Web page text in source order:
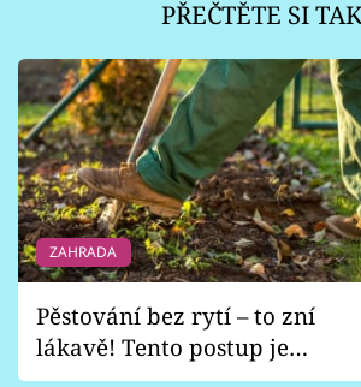
PŘEČTĚTE SI
ZAHRADA
Pěstování bez rytí – to zní
lákavě! Tento postup je
vhodný jen pro některé